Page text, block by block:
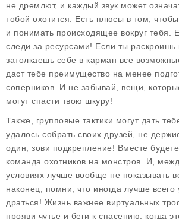
не дремлют, и каждый звук может
тобой охотится. Есть плюсы в том,
и понимать происходящее вокруг тебя.
следи за ресурсами! Если ты раскроишь
затолкаешь себе в карман все
даст тебе преимущество на менее
соперников. И не забывай, вещи,
могут спасти твою шкуру!
Также, групповые тактики могут дать
удалось собрать своих друзей, не
один, зови подкрепление! Вместе
команда охотников на монстров. И,
условиях лучше вообще не показывать
наконец, помни, что иногда лучше всего
драться! Жизнь важнее виртуальных
прояви чутье и беги к спасению, когда